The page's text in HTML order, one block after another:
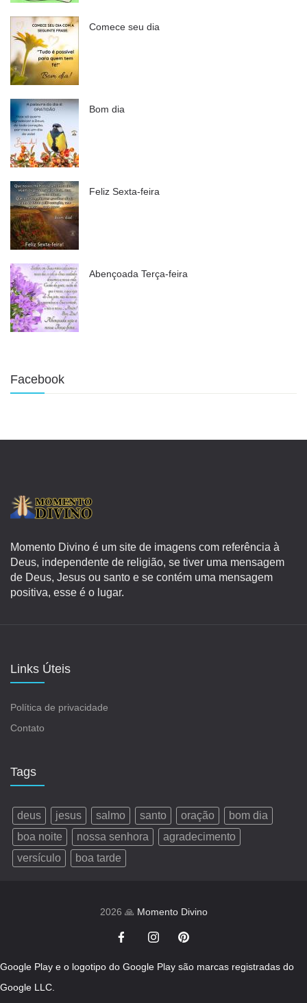
Comece seu dia
Bom dia
Feliz Sexta-feira
Abençoada Terça-feira
Facebook
Momento Divino é um site de imagens com referência à
Deus, independente de religião, se tiver uma mensagem
de Deus, Jesus ou santo e se contém uma mensagem
positiva, esse é o lugar.
Links Úteis
Política de privacidade
Contato
Tags
deus jesus salmo santo oração
bom dia
boa noite
nossa senhora
agradecimento
versículo
boa tarde
2026 🙏 Momento Divino
Google Play e o logotipo do Google Play são marcas registradas do
Google LLC.